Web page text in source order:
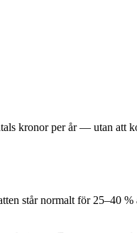
kronor per år — utan att
står normalt för 25–40